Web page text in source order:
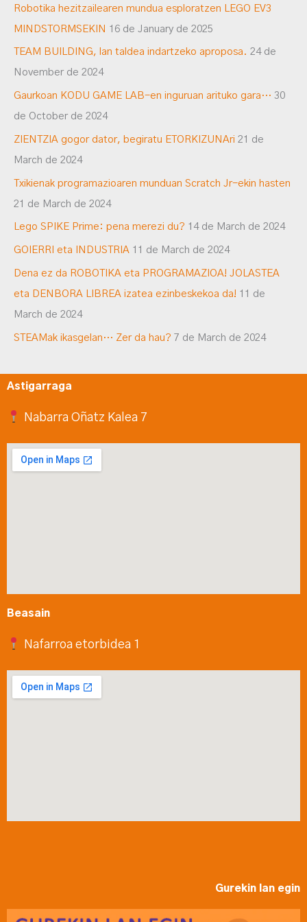
Robotika hezitzailearen mundua esploratzen LEGO EV3
MINDSTORMSEKIN 16 de January de 2025
TEAM BUILDING, lan taldea indartzeko aproposa. 24 de
November de 2024
Gaurkoan KODU GAME LAB-en inguruan arituko gara… 30
de October de 2024
ZIENTZIA gogor dator, begiratu ETORKIZUNAri 21 de
March de 2024
Txikienak programazioaren munduan Scratch Jr-ekin hasten
21 de March de 2024
Lego SPIKE Prime: pena merezi du? 14 de March de 2024
GOIERRI eta INDUSTRIA 11 de March de 2024
Dena ez da ROBOTIKA eta PROGRAMAZIOA! JOLASTEA
eta DENBORA LIBREA izatea ezinbeskekoa da! 11 de
March de 2024
STEAMak ikasgelan… Zer da hau? 7 de March de 2024
Astigarraga
Nabarra Oñatz Kalea 7
Beasain
Nafarroa etorbidea 1
Gurekin lan egin